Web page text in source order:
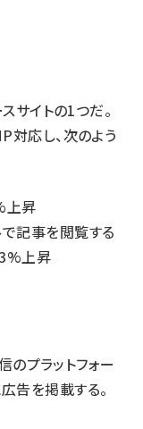
サイトの1つだ。
応し、次のよう
上昇
記事を閲覧する
上昇
のプラットフォー
告を掲載する。